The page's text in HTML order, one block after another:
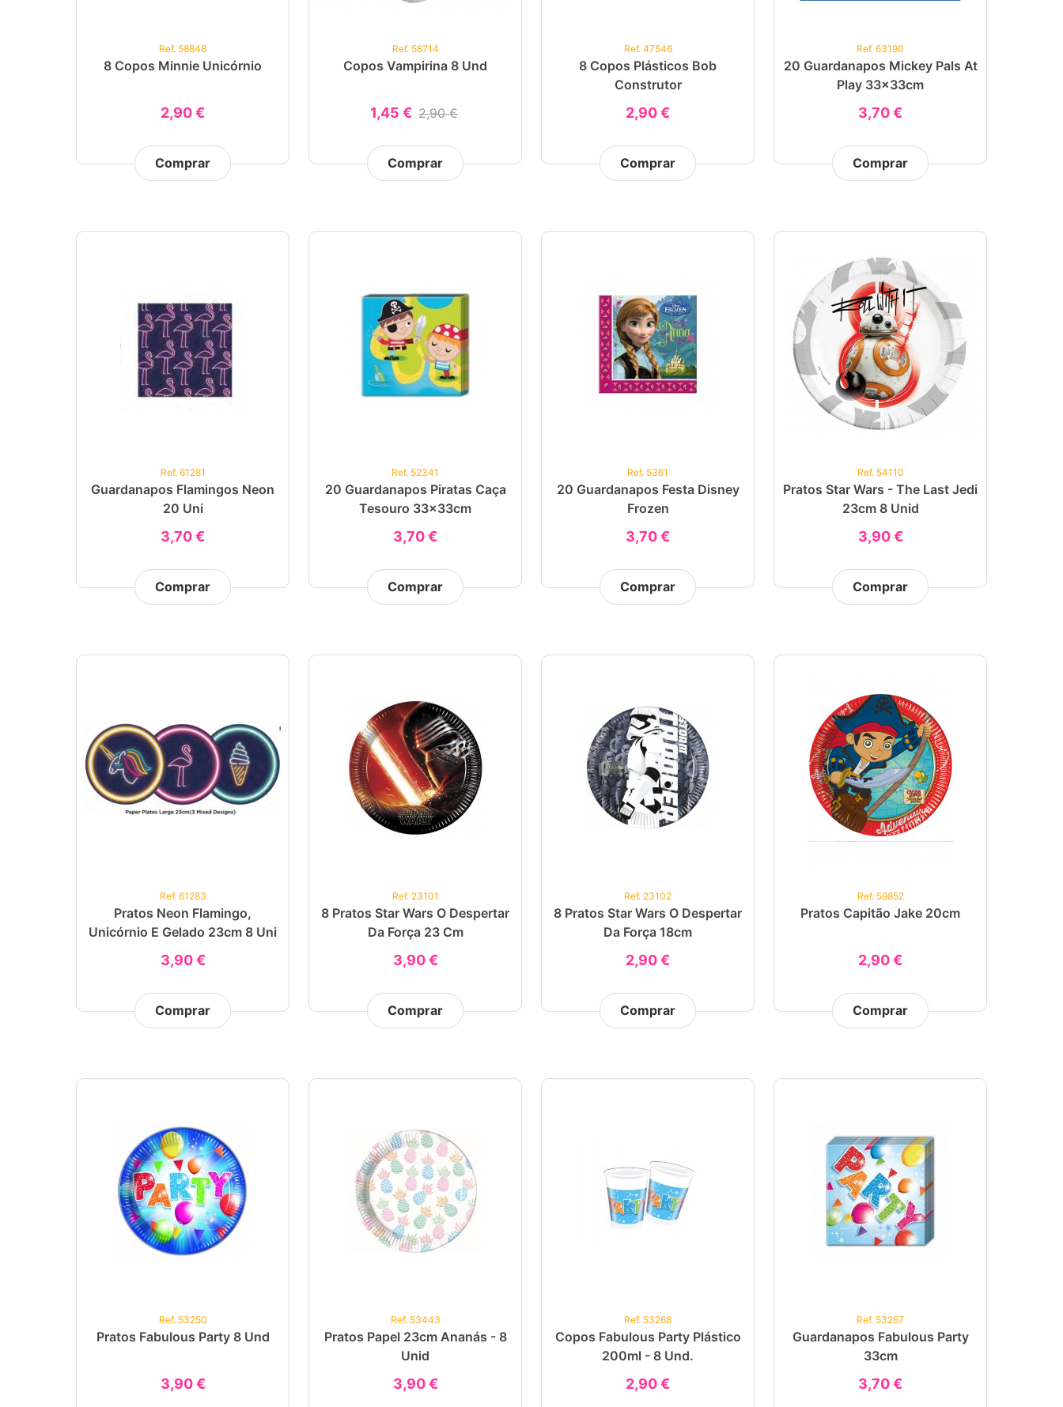
Ref. 58848
8 Copos Minnie Unicórnio
2,90 €
Comprar
Ref. 58714
Copos Vampirina 8 Und
1,45 € 2,90 €
Comprar
Ref. 47546
8 Copos Plásticos Bob
Construtor
2,90 €
Comprar
Ref. 63190
20 Guardanapos Mickey Pals At
Play 33x33cm
3,70 €
Comprar
Ref. 61281
Guardanapos Flamingos Neon
20 Uni
3,70 €
Comprar
Ref. 52341
20 Guardanapos Piratas Caça
Tesouro 33x33cm
3,70 €
Comprar
Ref. 5361
20 Guardanapos Festa Disney
Frozen
3,70 €
Comprar
Ref. 54110
Pratos Star Wars - The Last Jedi
23cm 8 Unid
3,90 €
Comprar
Ref. 61283
Pratos Neon Flamingo,
Unicórnio E Gelado 23cm 8 Uni
3,90 €
Comprar
Ref. 23101
8 Pratos Star Wars O Despertar
Da Força 23 Cm
3,90 €
Comprar
Ref. 23102
8 Pratos Star Wars O Despertar
Da Força 18cm
2,90 €
Comprar
Ref. 59852
Pratos Capitão Jake 20cm
2,90 €
Comprar
Ref. 53250
Pratos Fabulous Party 8 Und
3,90 €
Ref. 53443
Pratos Papel 23cm Ananás - 8
Unid
3,90 €
Ref. 53268
Copos Fabulous Party Plástico
200ml - 8 Und.
2,90 €
Ref. 53267
Guardanapos Fabulous Party
33cm
3,70 €